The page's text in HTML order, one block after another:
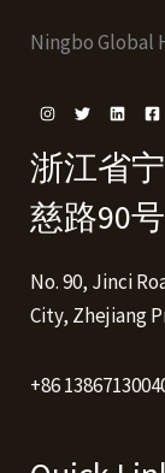
Ningbo Global
浙江省
慈路90号
No. 90, Jinci
City, Zhejiang
+86